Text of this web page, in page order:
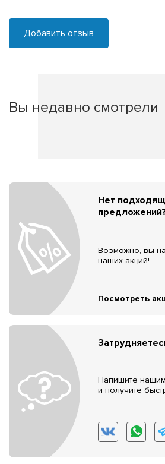
Добавить отзыв
Вы недавно смотрели
Нет
Возможно, вы
наших акций!
Посмотреть
Напишите нашим
и получите